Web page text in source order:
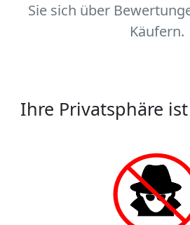
Sie sich über
Käufern.
Ihre Privatsphäre